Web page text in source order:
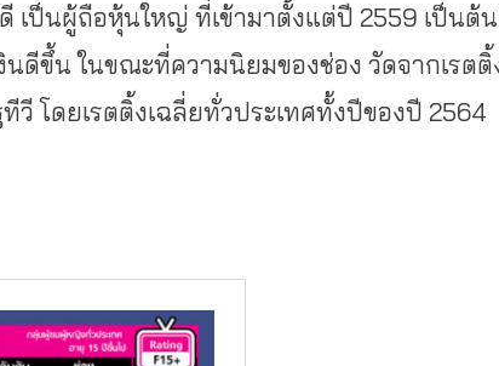
เป็นผู้ถือหุ้นใหญ่ ที่เข้ามาตั้งแต่ปี 2559 เป็นต้น
ดีขึ้น ในขณะที่ความนิยมของช่อง วัดจากเรตติ้
โดยเรตติ้งเฉลี่ยทั่วประเทศทั้งปีของปี 2564